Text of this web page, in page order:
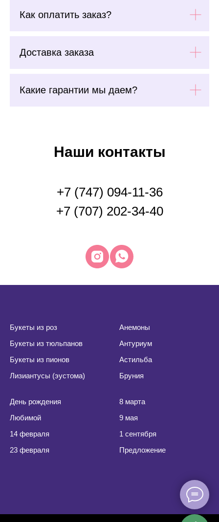
Как оплатить заказ?
Доставка заказа
Какие гарантии мы даем?
Наши контакты
+7 (747) 094-11-36
+7 (707) 202-34-40
Букеты из роз
Букеты из тюльпанов
Букеты из пионов
Лизиантусы (эустома)
Анемоны
Антуриум
Астильба
Бруния
День рождения
Любимой
14 февраля
23 февраля
8 марта
9 мая
1 сентября
Предложение